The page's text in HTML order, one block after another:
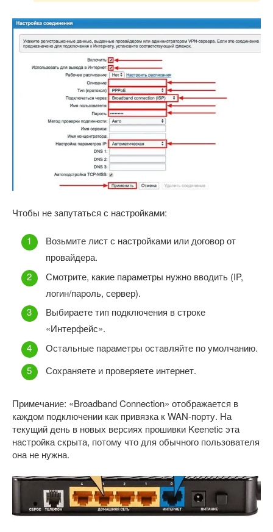
Чтобы не запутаться с настройками:
Возьмите лист с настройками или договор от
провайдера.
Смотрите, какие параметры нужно вводить (IP,
логин/пароль, сервер).
Выбираете тип подключения в строке
«Интерфейс».
Остальные параметры оставляйте по умолчанию.
Сохраняете и проверяете интернет.
Примечание: «Broadband Connection» отображается в
каждом подключении как привязка к WAN-порту. На
текущий день в новых версиях прошивки Keenetic эта
настройка скрыта, потому что для обычного пользователя
она не нужна.